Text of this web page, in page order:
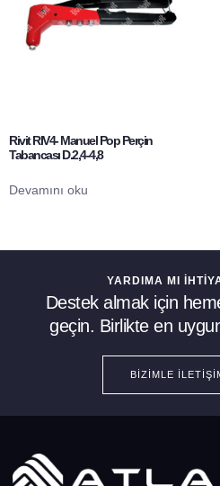
Rivit RIV4- Manuel Pop Perçin
Tabancası D.2,4-4,8
Devamını oku
YARDIMA MI
Destek almak için
geçin. Birlikte en
BIZIMLE